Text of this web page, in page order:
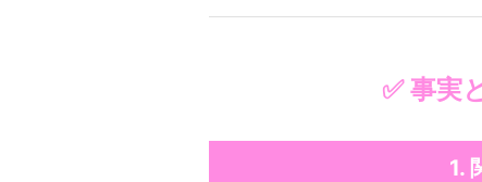
✅ 事実
1.